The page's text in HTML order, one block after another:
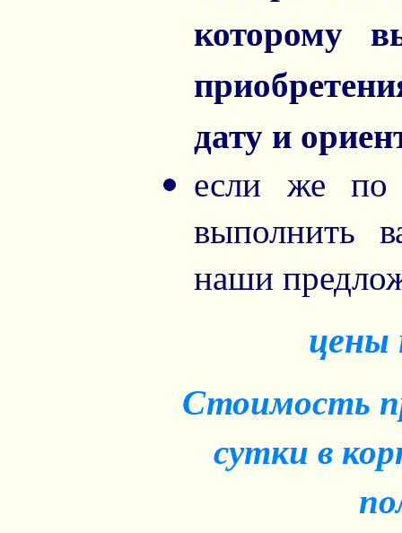
которому
дату и
если же по
выполнить
наши
цены
Стоимость
сутки в